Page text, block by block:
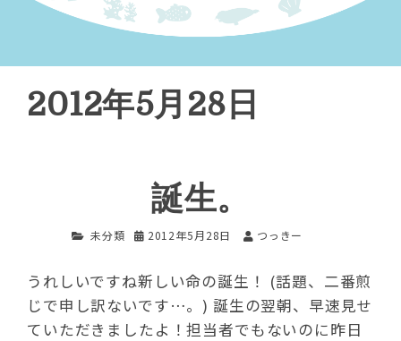
2012年5月28日
誕生。
未分類 2012年5月28日 つっきー
うれしいですね新しい命の誕生！ (話題、二番煎
じで申し訳ないです…。) 誕生の翌朝、早速見せ
ていただきましたよ！担当者でもないのに昨日